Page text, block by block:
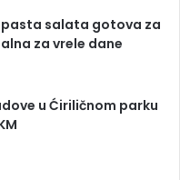
salata gotova za
za vrele dane
u Ćiriličnom parku